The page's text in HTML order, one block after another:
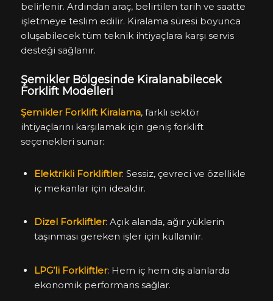
belirlenir. Ardından araç, belirtilen tarih ve saatte
işletmeye teslim edilir. Kiralama süresi boyunca
oluşabilecek tüm teknik ihtiyaçlara karşı servis
desteği sağlanır.
Şemikler Bölgesinde Kiralanabilecek
Forklift Modelleri
Şemikler Forklift Kiralama, farklı sektör
ihtiyaçlarını karşılamak için geniş forklift
seçenekleri sunar:
Elektrikli Forkliftler: Sessiz, çevreci ve özellikle
iç mekanlar için idealdir.
Dizel Forkliftler: Açık alanda, ağır yüklerin
taşınması gereken işler için kullanılır.
LPG’li Forkliftler: Hem iç hem dış alanlarda
ekonomik performans sağlar.